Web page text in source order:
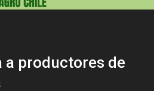
a productores de